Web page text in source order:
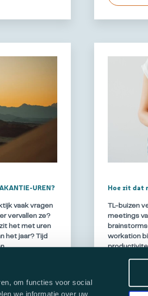
om functies voor social
we informatie over uw
UREN?
vaak vragen
vervallen ze?
het met uren
het jaar? Tijd
Hoe zit dat
TL-buizen
meetings
workation